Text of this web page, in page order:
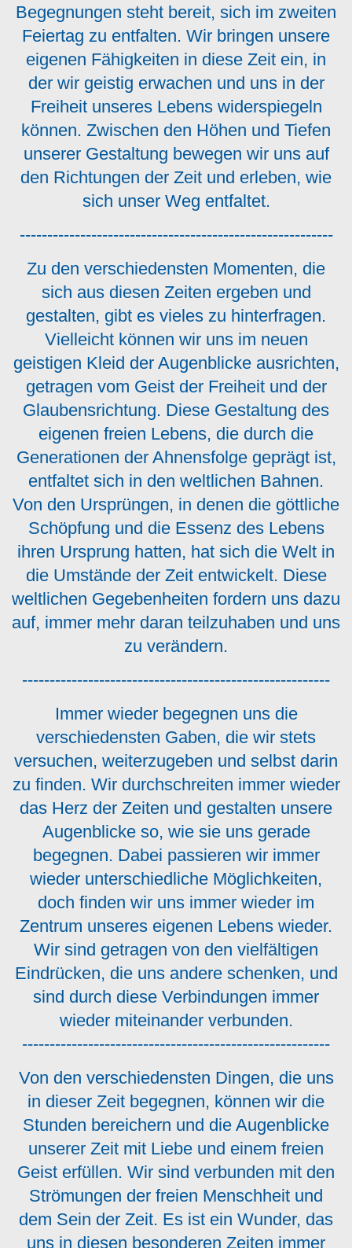
Begegnungen steht bereit, sich im zweiten
Feiertag zu entfalten. Wir bringen unsere
eigenen Fähigkeiten in diese Zeit ein, in
der wir geistig erwachen und uns in der
Freiheit unseres Lebens widerspiegeln
können. Zwischen den Höhen und Tiefen
unserer Gestaltung bewegen wir uns auf
den Richtungen der Zeit und erleben, wie
sich unser Weg entfaltet.
---------------------------------------------------------
Zu den verschiedensten Momenten, die
sich aus diesen Zeiten ergeben und
gestalten, gibt es vieles zu hinterfragen.
Vielleicht können wir uns im neuen
geistigen Kleid der Augenblicke ausrichten,
getragen vom Geist der Freiheit und der
Glaubensrichtung. Diese Gestaltung des
eigenen freien Lebens, die durch die
Generationen der Ahnensfolge geprägt ist,
entfaltet sich in den weltlichen Bahnen.
Von den Ursprüngen, in denen die göttliche
Schöpfung und die Essenz des Lebens
ihren Ursprung hatten, hat sich die Welt in
die Umstände der Zeit entwickelt. Diese
weltlichen Gegebenheiten fordern uns dazu
auf, immer mehr daran teilzuhaben und uns
zu verändern.
--------------------------------------------------------
Immer wieder begegnen uns die
verschiedensten Gaben, die wir stets
versuchen, weiterzugeben und selbst darin
zu finden. Wir durchschreiten immer wieder
das Herz der Zeiten und gestalten unsere
Augenblicke so, wie sie uns gerade
begegnen. Dabei passieren wir immer
wieder unterschiedliche Möglichkeiten,
doch finden wir uns immer wieder im
Zentrum unseres eigenen Lebens wieder.
Wir sind getragen von den vielfältigen
Eindrücken, die uns andere schenken, und
sind durch diese Verbindungen immer
wieder miteinander verbunden.
--------------------------------------------------------
Von den verschiedensten Dingen, die uns
in dieser Zeit begegnen, können wir die
Stunden bereichern und die Augenblicke
unserer Zeit mit Liebe und einem freien
Geist erfüllen. Wir sind verbunden mit den
Strömungen der freien Menschheit und
dem Sein der Zeit. Es ist ein Wunder, das
uns in diesen besonderen Zeiten immer